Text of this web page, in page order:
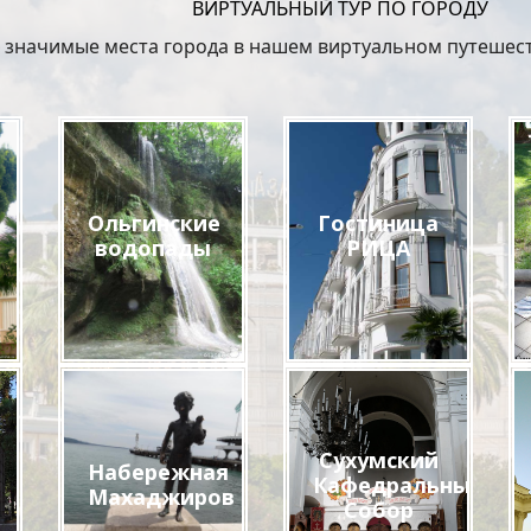
ВИРТУАЛЬНЫЙ ТУР ПО ГОРОДУ
значимые места города в нашем виртуальном
Ольгинские
водопады
Ольгинские
водопады
СМОТРЕТЬ
Набережная
Махаджиров
Набережная
Махаджиров
СМОТРЕТЬ
Гостиница
РИЦА
Гостиница
РИЦА
СМОТРЕТЬ
Сухумский
Кафедральный
Собор
Сухумский
Кафедральный
Собор